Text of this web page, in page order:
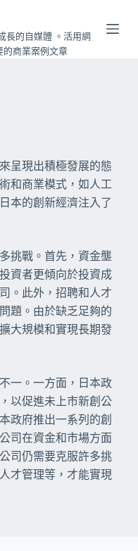
長的自媒體 。活用網
商業案例文章
呈現出積極發展的態
和商業模式，如人工
本的創新經濟注入了
挑戰。首先，資金壟
資者更傾向於投資成
。此外，招聘和人才
題。由於缺乏足夠的
大規模和實現長期發
一。一方面，日本政
以促進未上市新創公
政府推出一系列的創
司在資金和市場方面
司仍需要克服許多挑
才管理等，才能實現